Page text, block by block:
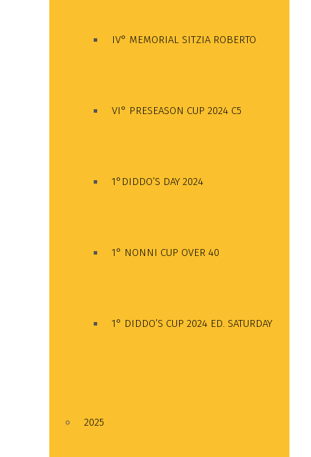
IV° MEMORIAL SITZIA ROBERTO
VI° PRESEASON CUP 2024 C5
1°DIDDO’S DAY 2024
1° NONNI CUP OVER 40
1° DIDDO’S CUP 2024 ED. SATURDAY
2025